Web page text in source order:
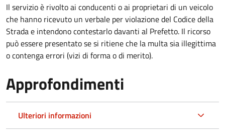
Il servizio è rivolto ai conducenti o ai proprietari di un veicolo
che hanno ricevuto un verbale per violazione del Codice della
Strada e intendono contestarlo davanti al Prefetto. Il ricorso
può essere presentato se si ritiene che la multa sia illegittima
o contenga errori (vizi di forma o di merito).
Approfondimenti
Ulteriori informazioni